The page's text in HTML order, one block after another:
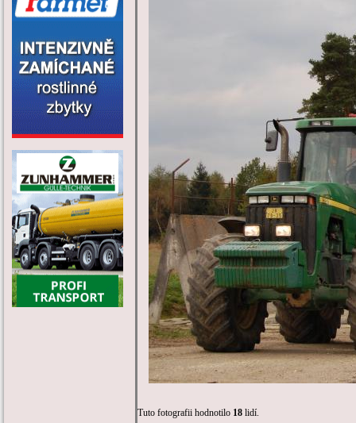
Tuto fotografii hodnotilo 18 lidí.